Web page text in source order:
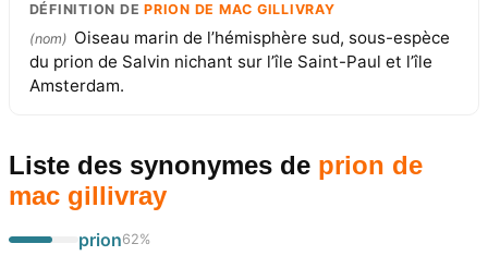
DÉFINITION DEPRION DE MAC GILLIVRAY
(nom) Oiseau marin de l’hémisphère sud, sous-espèce
du prion de Salvin nichant sur l’île Saint-Paul et l’île
Amsterdam.
Liste des synonymes de prion de
mac gillivray
prion62%